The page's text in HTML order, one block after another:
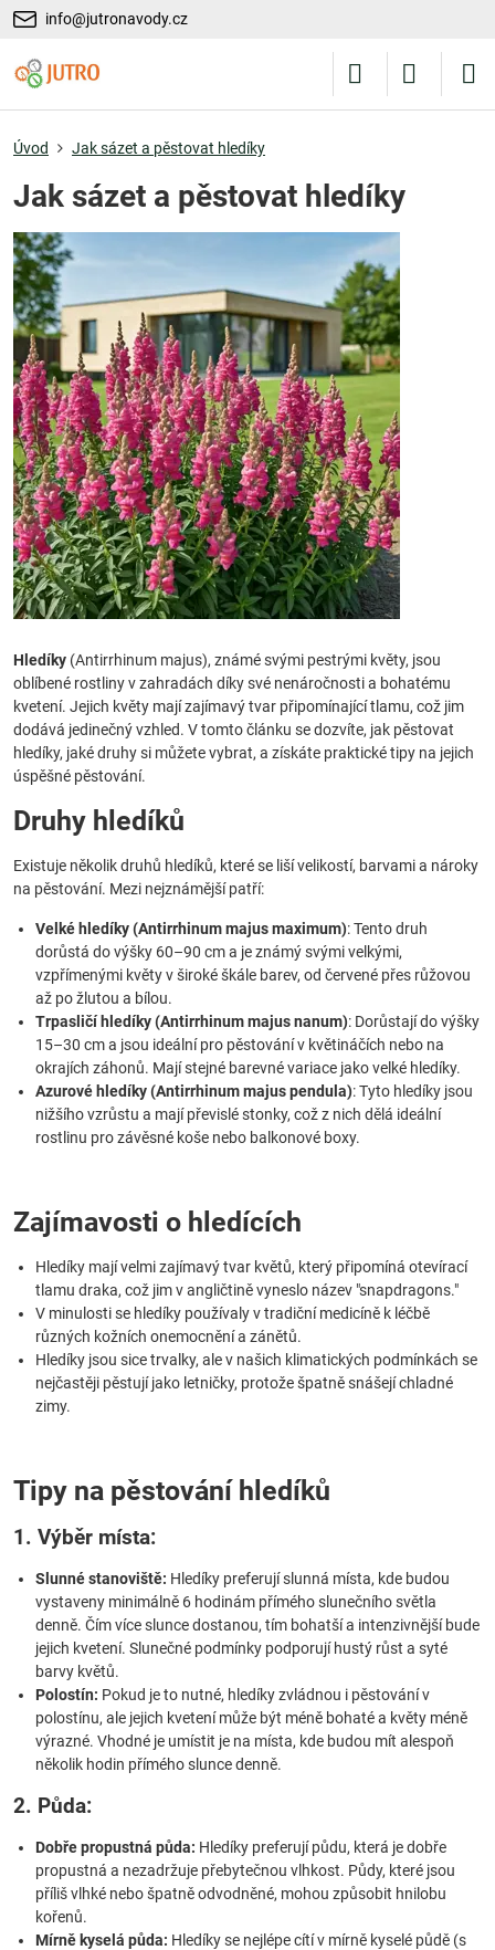
info@jutronavody.cz
Úvod Jak sázet a pěstovat hledíky
Jak sázet a pěstovat hledíky
Hledíky (Antirrhinum majus), známé svými pestrými květy, jsou
oblíbené rostliny v zahradách díky své nenáročnosti a bohatému
kvetení. Jejich květy mají zajímavý tvar připomínající tlamu, což jim
dodává jedinečný vzhled. V tomto článku se dozvíte, jak pěstovat
hledíky, jaké druhy si můžete vybrat, a získáte praktické tipy na jejich
úspěšné pěstování.
Druhy hledíků
Existuje několik druhů hledíků, které se liší velikostí, barvami a nároky
na pěstování. Mezi nejznámější patří:
Velké hledíky (Antirrhinum majus maximum): Tento druh
dorůstá do výšky 60–90 cm a je známý svými velkými,
vzpřímenými květy v široké škále barev, od červené přes růžovou
až po žlutou a bílou.
Trpasličí hledíky (Antirrhinum majus nanum): Dorůstají do výšky
15–30 cm a jsou ideální pro pěstování v květináčích nebo na
okrajích záhonů. Mají stejné barevné variace jako velké hledíky.
Azurové hledíky (Antirrhinum majus pendula): Tyto hledíky jsou
nižšího vzrůstu a mají převislé stonky, což z nich dělá ideální
rostlinu pro závěsné koše nebo balkonové boxy.
Zajímavosti o hledících
Hledíky mají velmi zajímavý tvar květů, který připomíná otevírací
tlamu draka, což jim v angličtině vyneslo název "snapdragons."
V minulosti se hledíky používaly v tradiční medicíně k léčbě
různých kožních onemocnění a zánětů.
Hledíky jsou sice trvalky, ale v našich klimatických podmínkách se
nejčastěji pěstují jako letničky, protože špatně snášejí chladné
zimy.
Tipy na pěstování hledíků
1. Výběr místa:
Slunné stanoviště: Hledíky preferují slunná místa, kde budou
vystaveny minimálně 6 hodinám přímého slunečního světla
denně. Čím více slunce dostanou, tím bohatší a intenzivnější bude
jejich kvetení. Slunečné podmínky podporují hustý růst a syté
barvy květů.
Polostín: Pokud je to nutné, hledíky zvládnou i pěstování v
polostínu, ale jejich kvetení může být méně bohaté a květy méně
výrazné. Vhodné je umístit je na místa, kde budou mít alespoň
několik hodin přímého slunce denně.
2. Půda:
Dobře propustná půda: Hledíky preferují půdu, která je dobře
propustná a nezadržuje přebytečnou vlhkost. Půdy, které jsou
příliš vlhké nebo špatně odvodněné, mohou způsobit hnilobu
kořenů.
Mírně kyselá půda: Hledíky se nejlépe cítí v mírně kyselé půdě (s